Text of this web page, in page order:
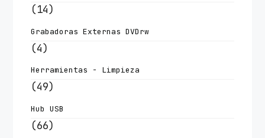
(14)
Grabadoras Externas DVDrw
(4)
Herramientas - Limpieza
(49)
Hub USB
(66)